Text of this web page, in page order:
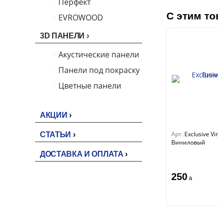
EVROWOOD
3D ПАНЕЛИ
Акустические панели
Панели под покраску
Цветные панели
АКЦИИ
СТАТЬИ
ДОСТАВКА И ОПЛАТА
С этим
Арт. Exclusive
Виниловый
250 a